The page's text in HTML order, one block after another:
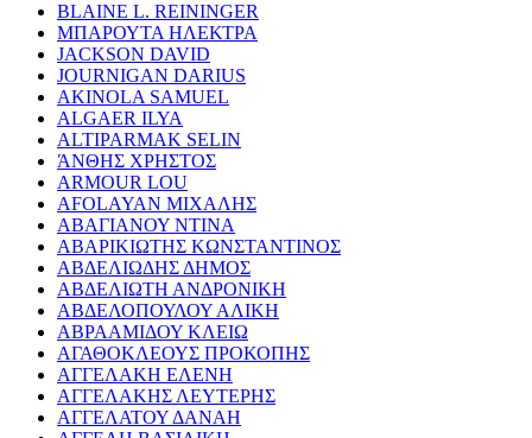
BLAINE L. REININGER
ΜΠΑΡΟΥΤΑ ΗΛΕΚΤΡΑ
JACKSON DAVID
JOURNIGAN DARIUS
AKINOLA SAMUEL
ALGAER ILYA
ALTIPARMAK SELIN
ΆΝΘΗΣ ΧΡΗΣΤΟΣ
ARMOUR LOU
AFOLAYAN ΜΙΧΑΛΗΣ
ΑΒΑΓΙΑΝΟΥ ΝΤΙΝΑ
ΑΒΑΡΙΚΙΩΤΗΣ ΚΩΝΣΤΑΝΤΙΝΟΣ
ΑΒΔΕΛΙΩΔΗΣ ΔΗΜΟΣ
ΑΒΔΕΛΙΩΤΗ ΑΝΔΡΟΝΙΚΗ
ΑΒΔΕΛΟΠΟΥΛΟΥ ΑΛΙΚΗ
ΑΒΡΑΑΜΙΔΟΥ ΚΛΕΙΩ
ΑΓΑΘΟΚΛΕΟΥΣ ΠΡΟΚΟΠΗΣ
ΑΓΓΕΛΑΚΗ ΕΛΕΝΗ
ΑΓΓΕΛΑΚΗΣ ΛΕΥΤΕΡΗΣ
ΑΓΓΕΛΑΤΟΥ ΔΑΝΑΗ